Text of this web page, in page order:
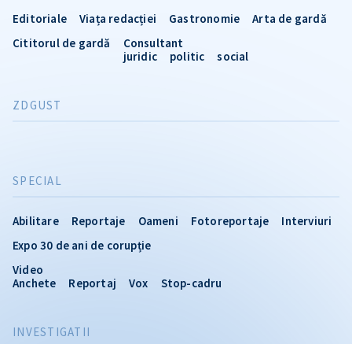
INVESTIGATII
SPECIAL
Abilitare Reportaje Oameni Fotoreportaje
Interviuri
Expo 30 de ani de corupție
Video
Anchete
Reportaj Vox Stop-cadru
Editoriale
Viața redacției Gastronomie
Arta de gardă
Cititorul de gardă
Consultant
juridic
politic social
ZDGUST